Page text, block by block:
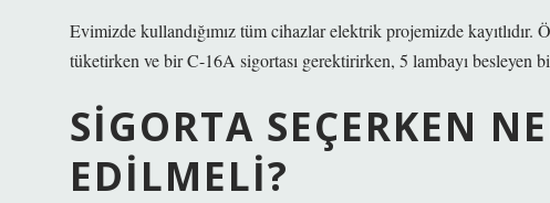
Evimizde kullandığımız tüm cihazlar elektrik projemizde
tüketirken ve bir C-16A sigortası gerektirirken, 5 lambayı besleyen
SIGORTA SEÇERKEN
EDILMELI?